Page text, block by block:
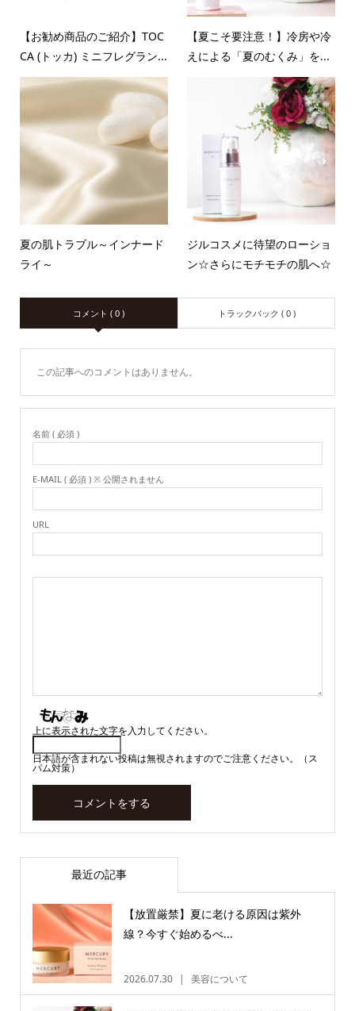
【お勧め商品のご紹介】TOC
CA (トッカ) ミニフレグラン...
【夏こそ要注意！】冷房や冷
えによる「夏のむくみ」を...
夏の肌トラブル～インナード
ライ～
ジルコスメに待望のローショ
ン☆さらにモチモチの肌へ☆
コメント ( 0 ) トラックバック ( 0 )
この記事へのコメントはありません。
名前 ( 必須 )
E-MAIL ( 必須 ) ※ 公開されません
URL
上に表示された文字を入力してください。
日本語が含まれない投稿は無視されますのでご注意ください。（ス
パム対策）
最近の記事
【放置厳禁】夏に老ける原因は紫外
線？今すぐ始めるべ...
2026.07.30 美容について